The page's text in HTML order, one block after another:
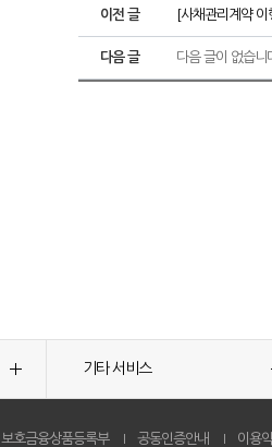
이전 글 [사채관리계약
다음 글 다음 글이 없습니
기타 서비스
보호금융상품등록부 공동인증안내 이용